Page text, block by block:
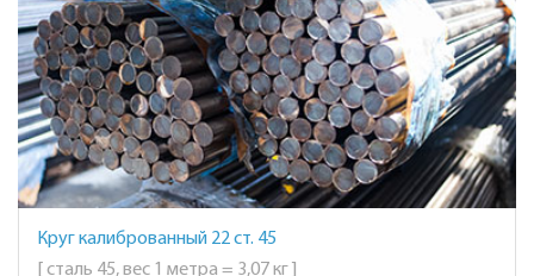
Круг калиброванный 22 ст. 45
[ сталь 45, вес 1 метра = 3,07 кг ]